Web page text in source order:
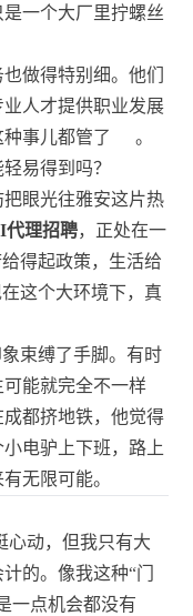
一个大厂里拧螺丝
做得特别细。他们
人才提供职业发展
事儿都管了
。
易得到吗？
眼光往雅安这片热
代理招聘，正处在一
得起政策，生活给
这个大环境下，真
束缚了手脚。有时
能就完全不一样
都挤地铁，他觉得
电驴上下班，路上
无限可能。
心动，但我只有大
的。像我这种“门
一点机会都没有